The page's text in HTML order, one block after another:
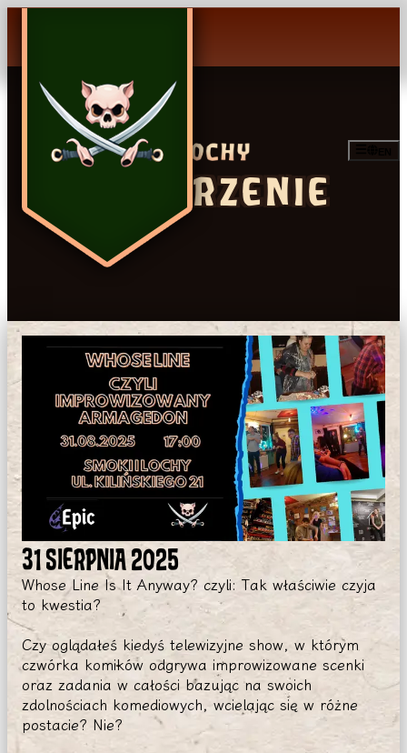
WYDARZENIE
31 SIERPNIA 2025
Whose Line Is It Anyway? czyli: Tak właściwie czyja
to kwestia?
Czy oglądałeś kiedyś telewizyjne show, w którym
czwórka komików odgrywa improwizowane scenki
oraz zadania w całości bazując na swoich
zdolnościach komediowych, wcielając się w różne
postacie? Nie?